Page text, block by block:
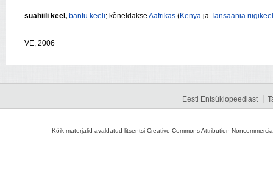
suahiili keel, bantu keeli; kõneldakse Aafrikas (Kenya ja Tansaania riigikeel
VE, 2006
Eesti Entsüklopeediast
Kõik materjalid avaldatud litsentsi Creative Commons Attribution-